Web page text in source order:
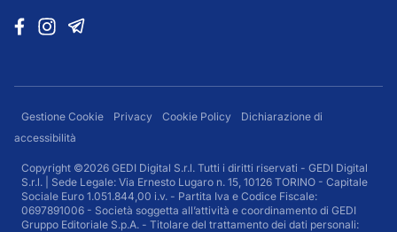
Gestione Cookie Privacy Cookie Policy
Dichiarazione di
accessibilità
Copyright ©2026 GEDI Digital S.r.l. Tutti i diritti riservati - GEDI Digital
S.r.l. | Sede Legale: Via Ernesto Lugaro n. 15, 10126 TORINO - Capitale
Sociale Euro 1.051.844,00 i.v. - Partita Iva e Codice Fiscale:
0697891006 - Società soggetta all’attività e coordinamento di GEDI
Gruppo Editoriale S.p.A. - Titolare del trattamento dei dati personali: